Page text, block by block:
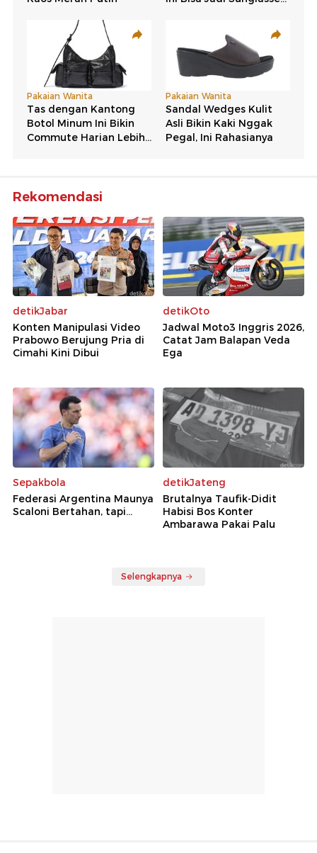
Rekomendasi
detikJabar
Konten Manipulasi Video
Prabowo Berujung Pria di
Cimahi Kini Dibui
detikOto
Jadwal Moto3 Inggris 2026,
Catat Jam Balapan Veda
Ega
Sepakbola
Federasi Argentina Maunya
Scaloni Bertahan, tapi...
detikJateng
Brutalnya Taufik-Didit
Habisi Bos Konter
Ambarawa Pakai Palu
Selengkapnya